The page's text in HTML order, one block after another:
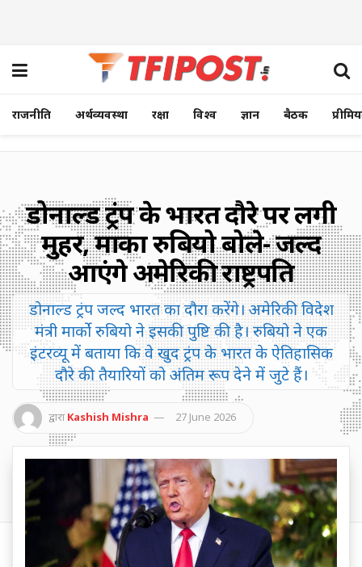
राजनीति अर्थव्यवस्था रक्षा विश्व ज्ञान बैठक
डोनाल्ड ट्रंप के भारत दौरे पर लगी
मुहर, मार्को रुबियो बोले- जल्द
आएंगे अमेरिकी राष्ट्रपति
डोनाल्ड ट्रंप जल्द भारत का दौरा करेंगे। अमेरिकी विदेश
मंत्री मार्को रुबियो ने इसकी पुष्टि की है। रुबियो ने एक
इंटरव्यू में बताया कि वे खुद ट्रंप के भारत के ऐतिहासिक
दौरे की तैयारियों को अंतिम रूप देने में जुटे हैं।
द्वारा Kashish Mishra 27 June 2026